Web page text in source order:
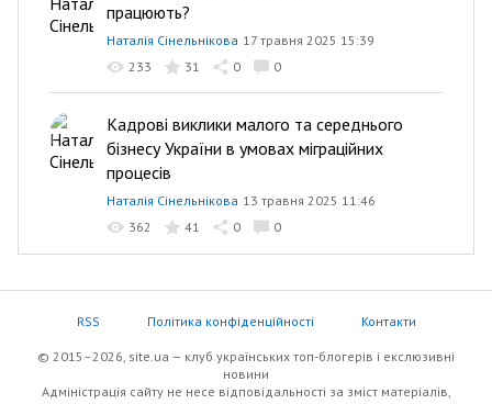
працюють?
Наталія Сінельнікова 17 травня 2025 15:39
233
31 0 0
Кадрові виклики малого та середнього
бізнесу України в умовах міграційних
процесів
Наталія Сінельнікова 13 травня 2025 11:46
362
41 0 0
RSS Політика конфіденційності Контакти
© 2015–2026, site.ua — клуб українських топ-блогерів i екслюзивнi
новини
Адміністрація сайту не несе відповідальності за зміст матеріалів,